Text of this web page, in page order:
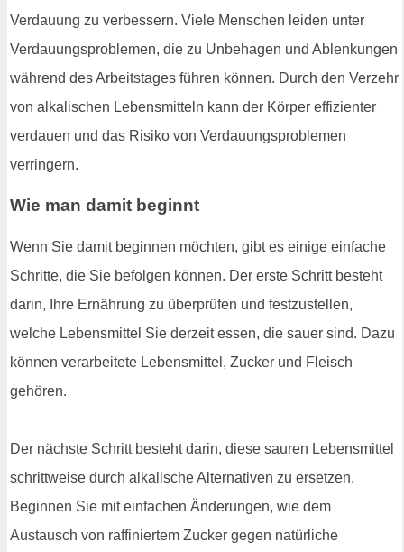
Verdauung zu verbessern. Viele Menschen leiden unter
Verdauungsproblemen, die zu Unbehagen und Ablenkungen
während des Arbeitstages führen können. Durch den Verzehr
von alkalischen Lebensmitteln kann der Körper effizienter
verdauen und das Risiko von Verdauungsproblemen
verringern.
Wie man damit beginnt
Wenn Sie damit beginnen möchten, gibt es einige einfache
Schritte, die Sie befolgen können. Der erste Schritt besteht
darin, Ihre Ernährung zu überprüfen und festzustellen,
welche Lebensmittel Sie derzeit essen, die sauer sind. Dazu
können verarbeitete Lebensmittel, Zucker und Fleisch
gehören.
Der nächste Schritt besteht darin, diese sauren Lebensmittel
schrittweise durch alkalische Alternativen zu ersetzen.
Beginnen Sie mit einfachen Änderungen, wie dem
Austausch von raffiniertem Zucker gegen natürliche